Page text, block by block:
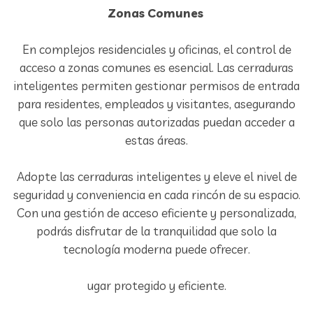
Zonas Comunes
En complejos residenciales y oficinas, el control de
acceso a zonas comunes es esencial. Las cerraduras
inteligentes permiten gestionar permisos de entrada
para residentes, empleados y visitantes, asegurando
que solo las personas autorizadas puedan acceder a
estas áreas.
Adopte las cerraduras inteligentes y eleve el nivel de
seguridad y conveniencia en cada rincón de su espacio.
Con una gestión de acceso eficiente y personalizada,
podrás disfrutar de la tranquilidad que solo la
tecnología moderna puede ofrecer.
ugar protegido y eficiente.